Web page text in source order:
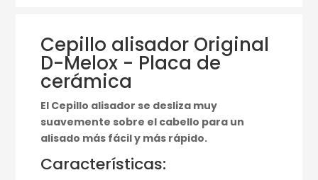
Cepillo alisador Original
D-Melox - Placa de
cerámica
El Cepillo alisador se desliza muy
suavemente sobre el cabello para un
alisado más fácil y más rápido.
Características: